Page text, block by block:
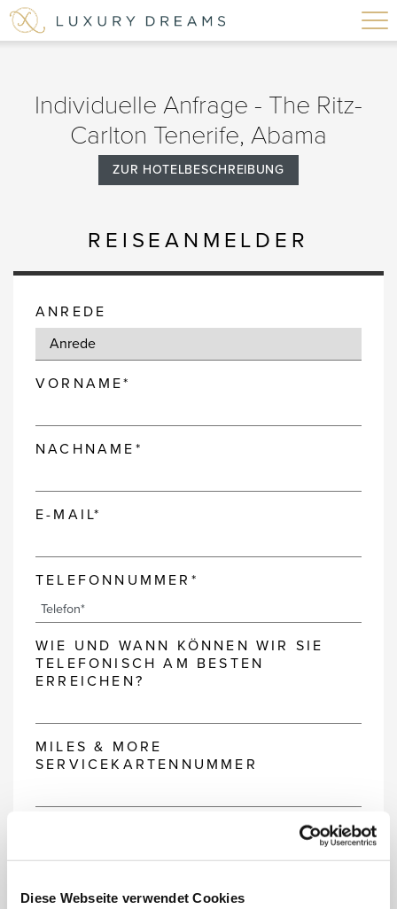
Diese Webseite verwendet Cookies
Individuelle Anfrage - The Ritz-
Carlton Tenerife, Abama
ZUR HOTELBESCHREIBUNG
REISEANMELDER
ANREDE
VORNAME*
NACHNAME*
E-MAIL*
TELEFONNUMMER*
WIE UND WANN KÖNNEN WIR SIE
TELEFONISCH AM BESTEN
ERREICHEN?
MILES & MORE
SERVICEKARTENNUMMER